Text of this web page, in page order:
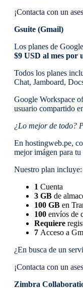
¡Contacta con un
Gsuite (Gmail)
Los planes de
$9 USD al mes por
Todos los planes
Chat, Jamboard,
Google Workspace
usuario compartido
¿Lo mejor de todo?
En hostingweb.pe,
mejor imágen para
Nuestro plan incluye:
1 Cuenta
3 GB de
100 GB en
100 envíos de
Requiere
7 Acceso a
¿En busca de un
¡Contacta con un
Zimbra